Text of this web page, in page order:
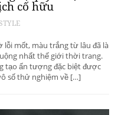
cố hữu
mốt, màu trắng từ lâu đã là
nhất thế giới thời trang.
tạo ấn tượng đặc biệt được
số thử nghiệm về […]